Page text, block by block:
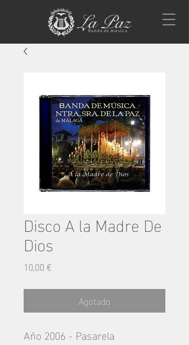
Disco A la Madre De
Dios
10,00 €Precio
Agotado
Año 2006 - Pasarela